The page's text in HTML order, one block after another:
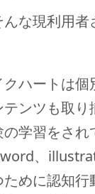
な現利用者
クハートは
ンツも取
の学習をさ
、
めに認知